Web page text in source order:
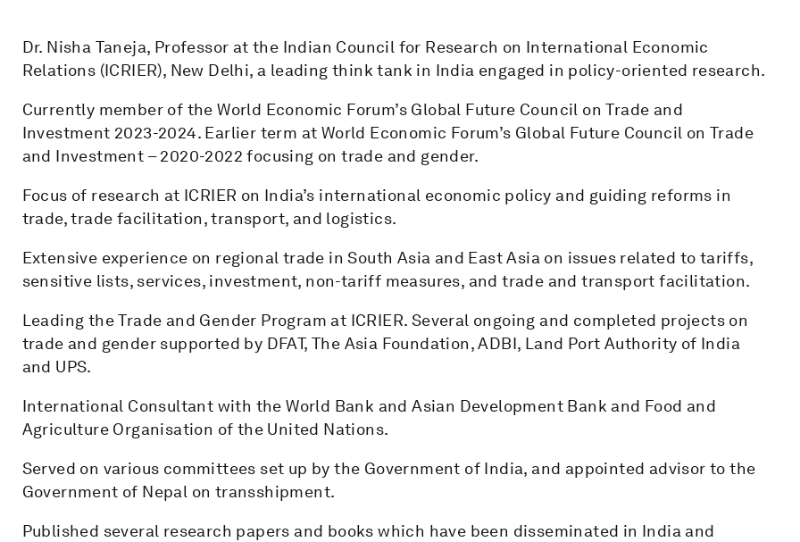
Dr. Nisha Taneja, Professor at the Indian Council for Research on International Economic
Relations (ICRIER), New Delhi, a leading think tank in India engaged in policy-oriented research.
Currently member of the World Economic Forum’s Global Future Council on Trade and
Investment 2023-2024. Earlier term at World Economic Forum’s Global Future Council on Trade
and Investment – 2020-2022 focusing on trade and gender.
Focus of research at ICRIER on India’s international economic policy and guiding reforms in
trade, trade facilitation, transport, and logistics.
Extensive experience on regional trade in South Asia and East Asia on issues related to tariffs,
sensitive lists, services, investment, non-tariff measures, and trade and transport facilitation.
Leading the Trade and Gender Program at ICRIER. Several ongoing and completed projects on
trade and gender supported by DFAT, The Asia Foundation, ADBI, Land Port Authority of India
and UPS.
International Consultant with the World Bank and Asian Development Bank and Food and
Agriculture Organisation of the United Nations.
Served on various committees set up by the Government of India, and appointed advisor to the
Government of Nepal on transshipment.
Published several research papers and books which have been disseminated in India and